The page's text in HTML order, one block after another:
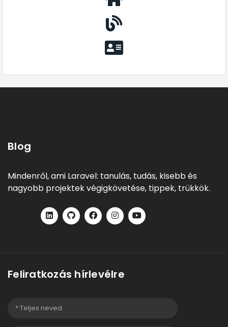
Blog
Mindenről, ami Laravel: tanulás, tudás, kisebb és
nagyobb projektek végigkövetése, tippek, trükkök.
Feliratkozás hírlevélre